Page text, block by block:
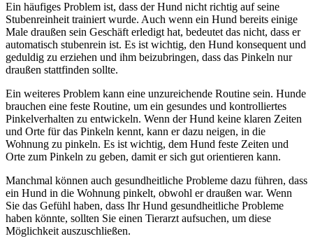
Ein häufiges Problem ist, dass der Hund nicht richtig auf seine
Stubenreinheit trainiert wurde. Auch wenn ein Hund bereits einige
Male draußen sein Geschäft erledigt hat, bedeutet das nicht, dass er
automatisch stubenrein ist. Es ist wichtig, den Hund konsequent und
geduldig zu erziehen und ihm beizubringen, dass das Pinkeln nur
draußen stattfinden sollte.
Ein weiteres Problem kann eine unzureichende Routine sein. Hunde
brauchen eine feste Routine, um ein gesundes und kontrolliertes
Pinkelverhalten zu entwickeln. Wenn der Hund keine klaren Zeiten
und Orte für das Pinkeln kennt, kann er dazu neigen, in die
Wohnung zu pinkeln. Es ist wichtig, dem Hund feste Zeiten und
Orte zum Pinkeln zu geben, damit er sich gut orientieren kann.
Manchmal können auch gesundheitliche Probleme dazu führen, dass
ein Hund in die Wohnung pinkelt, obwohl er draußen war. Wenn
Sie das Gefühl haben, dass Ihr Hund gesundheitliche Probleme
haben könnte, sollten Sie einen Tierarzt aufsuchen, um diese
Möglichkeit auszuschließen.